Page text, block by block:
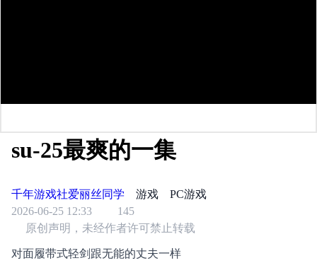
su-25最爽的一集
千年游戏社爱丽丝同学 游戏
PC游戏
2026-06-25 12:33
145
原创声明，未经作者许可禁止转载
对面履带式轻剑跟无能的丈夫一样